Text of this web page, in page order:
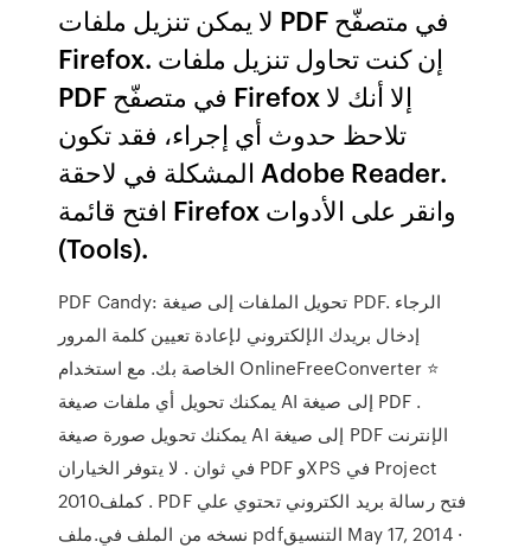
لا يمكن تنزيل ملفات PDF في متصفّح
Firefox. إن كنت تحاول تنزيل ملفات
PDF في متصفّح Firefox إلا أنك لا
تلاحظ حدوث أي إجراء، فقد تكون
المشكلة في لاحقة Adobe Reader.
افتح قائمة Firefox وانقر على الأدوات
(Tools).
PDF Candy: تحويل الملفات إلى صيغة PDF. الرجاء
إدخال بريدك الإلكتروني لإعادة تعيين كلمة المرور
الخاصة بك. مع استخدام OnlineFreeConverter ⭐ ️
يمكنك تحويل أي ملفات صيغة AI إلى صيغة PDF .
يمكنك تحويل صورة صيغة AI إلى صيغة PDF الإنترنت
في ثوان ️. لا يتوفر الخياران PDF وXPS في Project
2010‏. كملف PDF فتح رسالة بريد الكتروني تحتوي علي
نسخه من الملف في.ملف pdfالتنسيق May 17, 2014 ·